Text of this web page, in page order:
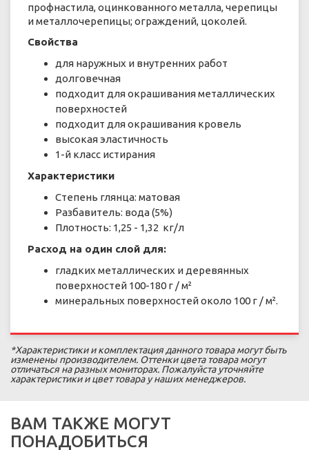
профнастила, оцинкованного металла, черепицы
и металлочерепицы; ограждений, цоколей.
Свойства
для наружных и внутренних работ
долговечная
подходит для окрашивания металлических
поверхностей
подходит для окрашивания кровель
высокая эластичность
1-й класс истирания
Характеристики
Степень глянца: матовая
Разбавитель: вода (5%)
Плотность: 1,25 - 1,32 кг/л
Расход на один слой для:
гладких металлических и деревянных
поверхностей 100-180 г / м²
минеральных поверхностей около 100 г / м².
*Характеристики и комплектация данного товара могут быть
изменены производителем. Оттенки цвета товара могут
отличаться на разных мониторах. Пожалуйста уточняйте
характеристики и цвет товара у наших менеджеров.
ВАМ ТАКЖЕ МОГУТ
ПОНАДОБИТЬСЯ